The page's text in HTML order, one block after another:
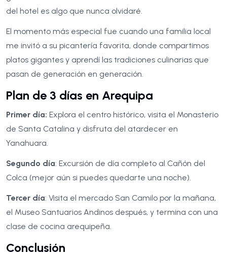
del hotel es algo que nunca olvidaré.
El momento más especial fue cuando una familia local
me invitó a su picantería favorita, donde compartimos
platos gigantes y aprendí las tradiciones culinarias que
pasan de generación en generación.
Plan de 3 días en Arequipa
Primer día: Explora el centro histórico, visita el Monasterio
de Santa Catalina y disfruta del atardecer en
Yanahuara.
Segundo día: Excursión de día completo al Cañón del
Colca (mejor aún si puedes quedarte una noche).
Tercer día: Visita el mercado San Camilo por la mañana,
el Museo Santuarios Andinos después, y termina con una
clase de cocina arequipeña.
Conclusión